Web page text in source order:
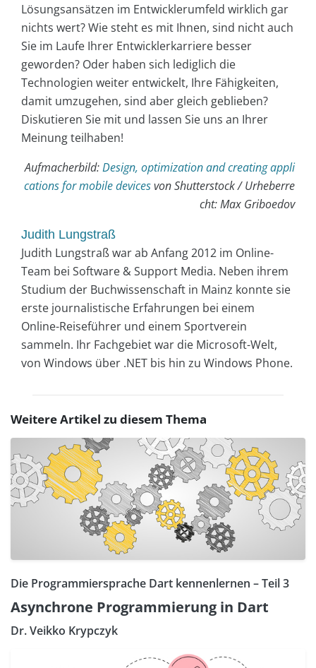
Lösungsansätzen im Entwicklerumfeld wirklich gar
nichts wert? Wie steht es mit Ihnen, sind nicht auch
Sie im Laufe Ihrer Entwicklerkarriere besser
geworden? Oder haben sich lediglich die
Technologien weiter entwickelt, Ihre Fähigkeiten,
damit umzugehen, sind aber gleich geblieben?
Diskutieren Sie mit und lassen Sie uns an Ihrer
Meinung teilhaben!
Aufmacherbild:Design, optimization and creating appli
cations for mobile devicesvon Shutterstock / Urheberre
cht: Max Griboedov
Judith Lungstraß
Judith Lungstraß war ab Anfang 2012 im Online-
Team bei Software & Support Media. Neben ihrem
Studium der Buchwissenschaft in Mainz konnte sie
erste journalistische Erfahrungen bei einem
Online-Reiseführer und einem Sportverein
sammeln. Ihr Fachgebiet war die Microsoft-Welt,
von Windows über .NET bis hin zu Windows Phone.
Weitere Artikel zu diesem Thema
Die Programmiersprache Dart kennenlernen – Teil 3
Asynchrone Programmierung in Dart
Dr. Veikko Krypczyk